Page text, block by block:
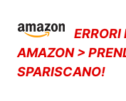
ERRORI
AMAZON >
SPARISCANO!